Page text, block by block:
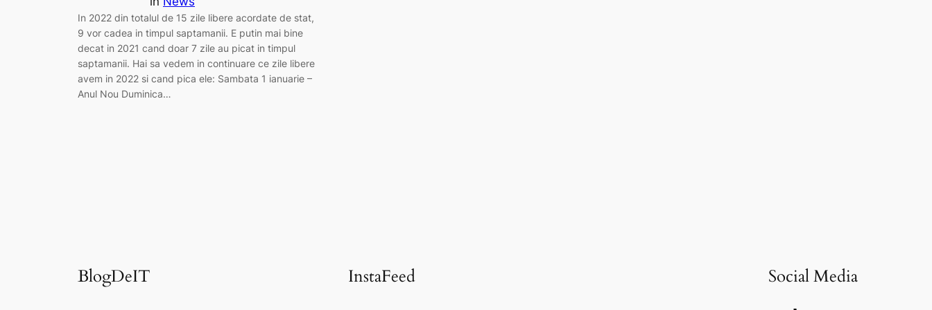
In 2022 din totalul de 15 zile libere acordate de stat,
9 vor cadea in timpul saptamanii. E putin mai bine
decat in 2021 cand doar 7 zile au picat in timpul
saptamanii. Hai sa vedem in continuare ce zile libere
avem in 2022 si cand pica ele: Sambata 1 ianuarie –
Anul Nou Duminica…
BlogDeIT InstaFeed Social Media